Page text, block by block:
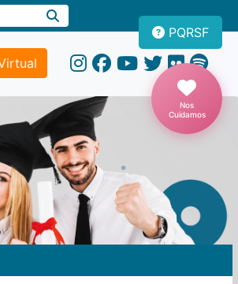
PQRSF
Nos
Cuidamos